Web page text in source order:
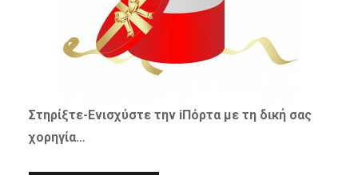
Στηρίξτε-Ενισχύστετην iΠόρτα με τη δική σας
χορηγία…